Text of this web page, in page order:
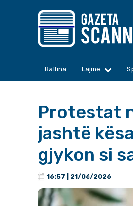
Ballina Lajme
Protestat
jashtë
gjykon si
16:57 | 21/06/2026